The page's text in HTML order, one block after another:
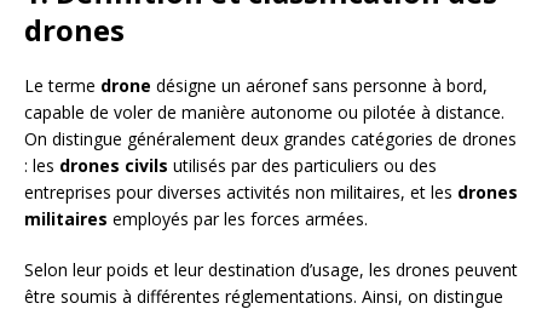
drones
Le terme drone désigne un aéronef sans personne à bord,
capable de voler de manière autonome ou pilotée à distance.
On distingue généralement deux grandes catégories de drones
: les drones civils utilisés par des particuliers ou des
entreprises pour diverses activités non militaires, et les drones
militaires employés par les forces armées.
Selon leur poids et leur destination d’usage, les drones peuvent
être soumis à différentes réglementations. Ainsi, on distingue